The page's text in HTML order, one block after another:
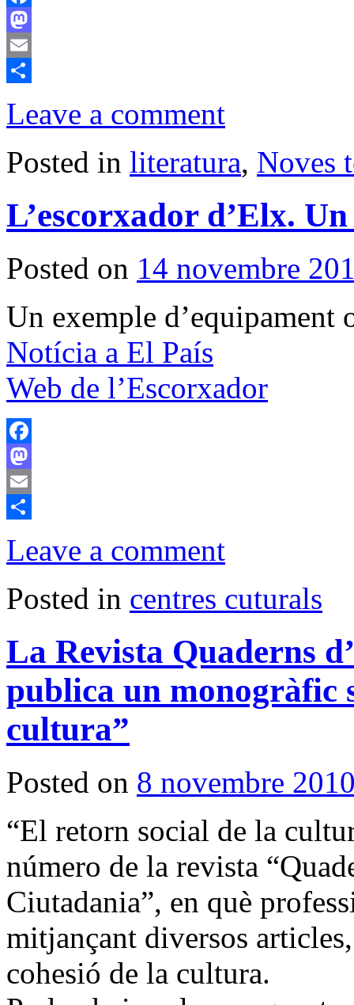
Facebook
Mastodon
Email
Leave a comment
Posted in literatura, Noves
L’escorxador d’Elx.
Posted on 14 novembre
Un exemple d’equipament
Notícia a El País
Web de l’Escorxador
Facebook
Mastodon
Email
Leave a comment
Posted in centres cuturals
La Revista Quaderns
publica un monogràfic
cultura”
Posted on 8 novembre
“El retorn social de la
número de la revista
Ciutadania”, en què
mitjançant diversos
cohesió de la cultura.